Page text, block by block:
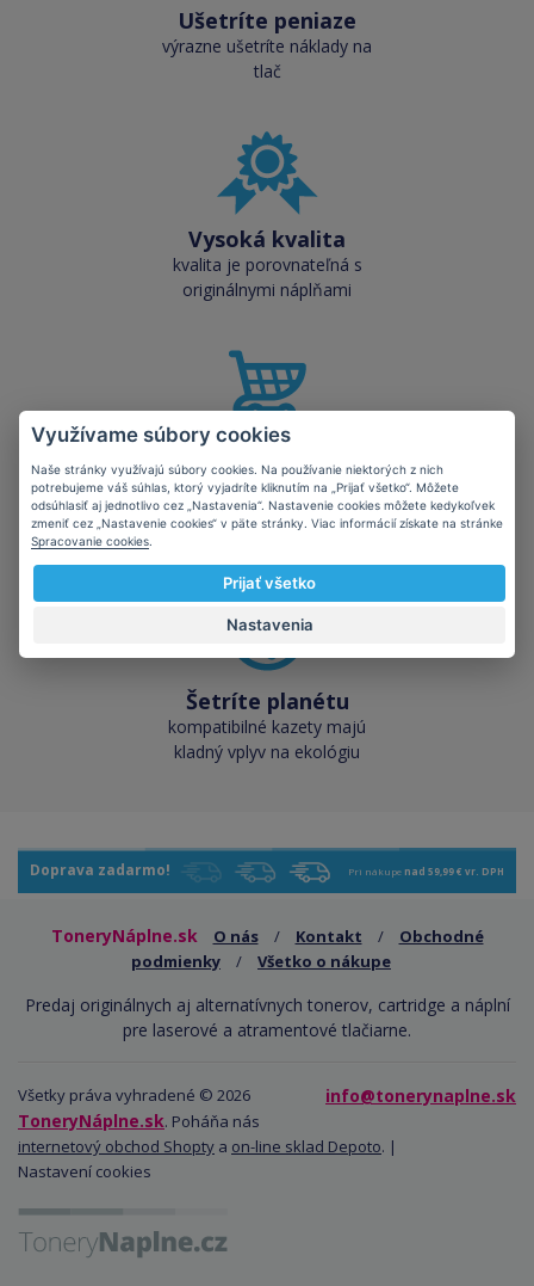
Ušetríte peniaze
výrazne ušetríte náklady na
tlač
Vysoká kvalita
kvalita je porovnateľná s
originálnymi náplňami
Skladom takmer
všetko
cez 50 000 skladových
zásob pre okamžitý odber
Šetríte planétu
kompatibilné kazety majú
kladný vplyv na ekológiu
Doprava zadarmo! Pri nákupe nad 59,99 € vr. DPH
ToneryNáplne.sk O nás / Kontakt /
Obchodné
podmienky
/ Všetko o nákupe
Predaj originálnych aj alternatívnych tonerov, cartridge a náplní
pre laserové a atramentové tlačiarne.
info@tonerynaplne.sk
Všetky práva vyhradené © 2026
ToneryNáplne.sk. Poháňa nás
internetový obchod Shopty a on-line sklad Depoto. |
Nastavení cookies
Využívame súbory cookies
Naše stránky využívajú súbory cookies. Na používanie niektorých z nich
potrebujeme váš súhlas, ktorý vyjadríte kliknutím na „Prijať všetko“. Môžete
odsúhlasiť aj jednotlivo cez „Nastavenia“. Nastavenie cookies môžete kedykoľvek
zmeniť cez „Nastavenie cookies“ v päte stránky. Viac informácií získate na stránke
Spracovanie cookies
Prijať všetko
Nastavenia